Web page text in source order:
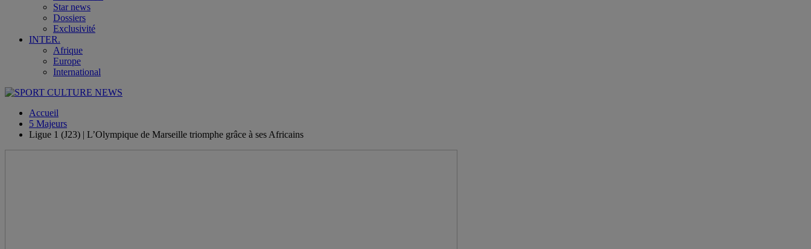
Star news
Dossiers
Exclusivité
INTER.
Afrique
Europe
International
Accueil
5 Majeurs
Ligue 1 (J23) | L’Olympique de Marseille triomphe grâce à ses Africains